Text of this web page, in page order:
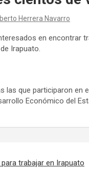
Herrera Navarro
en encontrar
Irapuato.
las que participaron en
Económico del
trabajar en Irapuato